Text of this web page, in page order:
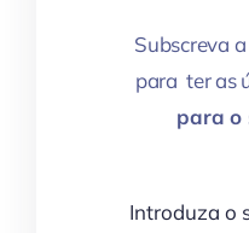
Subscreva
para ter as
para o